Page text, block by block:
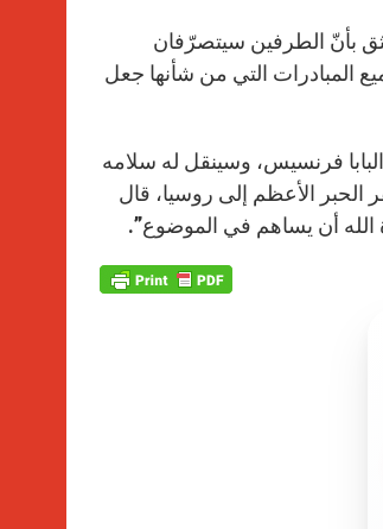
بأنّ الطرفين سيتصرّفان
المبادرات التي من شأنها جعل
فرنسيس، وسينقل له سلامه
الحبر الأعظم إلى روسيا، قال
الله أن يساهم في الموضوع”.